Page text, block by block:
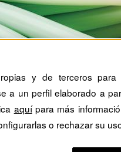
y de terceros
a un perfil elaborado a
aquípara más
o rechazar su